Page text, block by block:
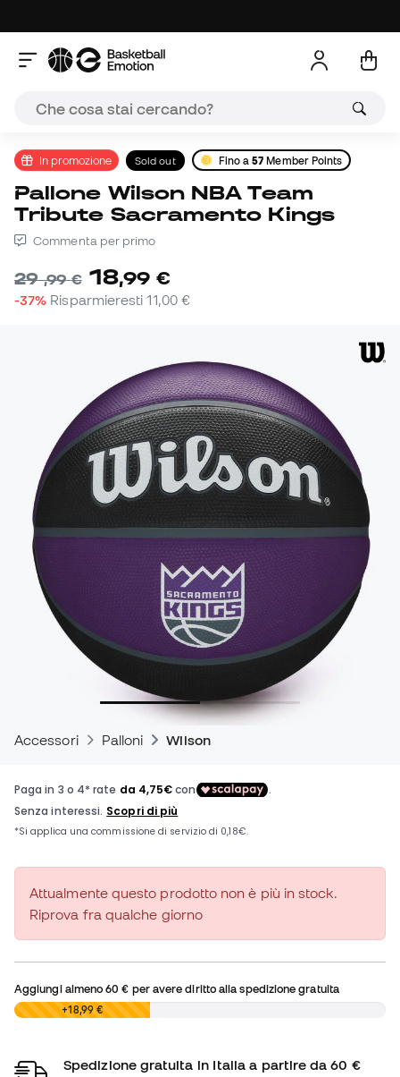
In promozione Sold out Fino a57 Member Points
Pallone Wilson NBA Team
Tribute Sacramento Kings
Commenta per primo
29,99 € 18,99 €
-37% Risparmieresti11,00 €
Accessori Palloni Wilson
Attualmente questo prodotto non è più in stock.
Riprova fra qualche giorno
Aggiungi almeno60 € per avere diritto alla spedizione gratuita
0,00 € +18,99 €
Spedizione gratuita in Italia a partire da 60 €